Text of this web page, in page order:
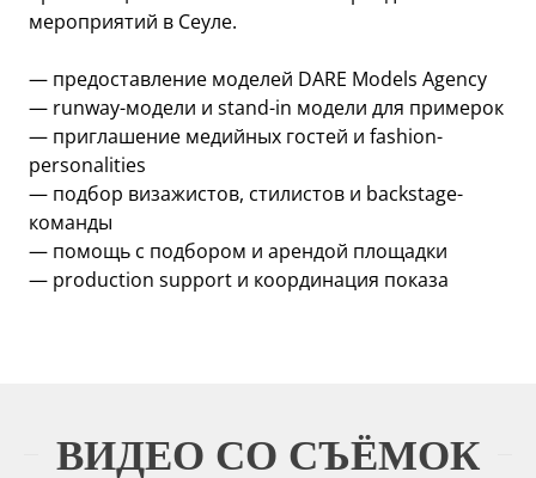
мероприятий в Сеуле.
— предоставление моделей DARE Models Agency
— runway-модели и stand-in модели для примерок
— приглашение медийных гостей и fashion-
personalities
— подбор визажистов, стилистов и backstage-
команды
— помощь с подбором и арендой площадки
— production support и координация показа
ВИДЕО СО СЪЁМОК